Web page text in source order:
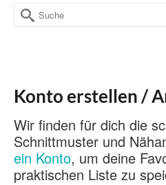
Suche
nach:
Konto erstellen /
Wir finden für dich die
Schnittmuster und
ein Konto, um deine
praktischen Liste zu